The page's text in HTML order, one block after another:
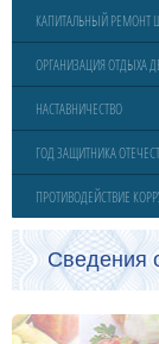
КАПИТАЛЬНЫЙ РЕМОНТ
ОРГАНИЗАЦИЯ ОТДЫХА
НАСТАВНИЧЕСТВО
ГОД ЗАЩИТНИКА
ПРОТИВОДЕЙСТВИЕ
Сведения